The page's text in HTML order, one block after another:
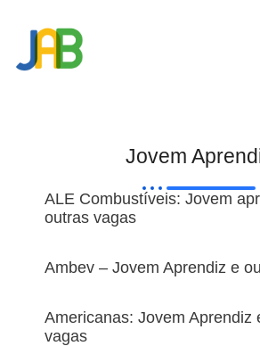
Jovem
ALE Combustíveis: Jovem
outras vagas
Ambev – Jovem Aprendiz e
Americanas: Jovem Aprendiz
vagas